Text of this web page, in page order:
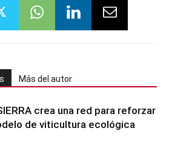
Más del autor
crea una red para reforzar
de viticultura ecológica